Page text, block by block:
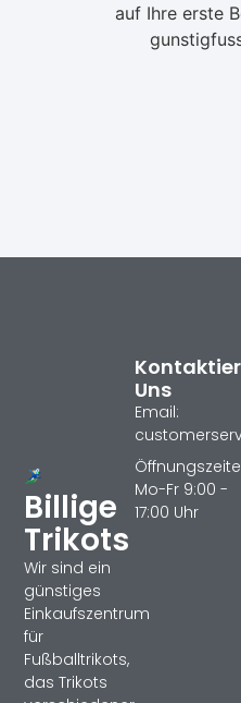
auf Ihre erste
Billige
Trikots
Wir sind ein
günstiges
Einkaufszentrum
für
Fußballtrikots,
das Trikots
Uns
Email:
Mo-Fr 9:00 -
17:00 Uhr